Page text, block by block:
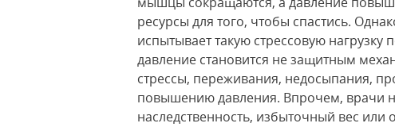
ресурсы для того, чтобы спастись.
испытывает такую стрессовую
давление становится не защитным
стрессы, переживания, недосыпания,
повышению давления. Впрочем, врачи
наследственность, избыточный вес